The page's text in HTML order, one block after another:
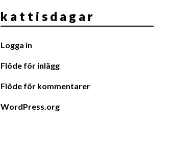
k a t t i s d a g a r
Logga in
Flöde för inlägg
Flöde för kommentarer
WordPress.org